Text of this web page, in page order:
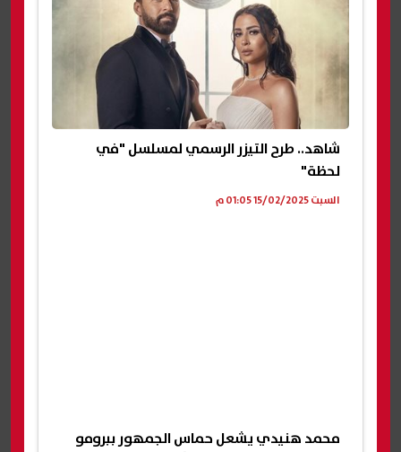
شاهد.. طرح التيزر الرسمي لمسلسل "في
لحظة"
السبت 15/02/2025 01:05 م
محمد هنيدي يشعل حماس الجمهور ببرومو